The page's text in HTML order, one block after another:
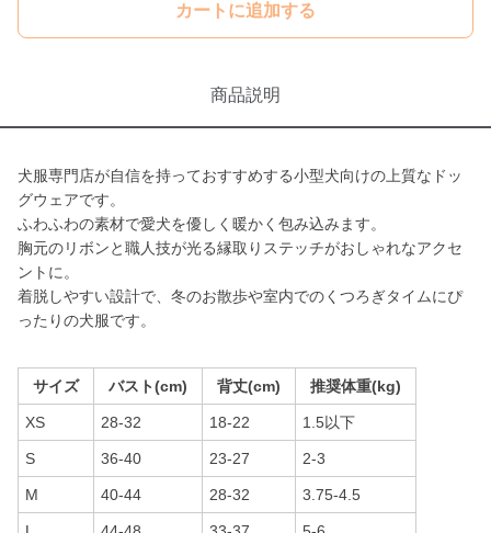
カートに追加する
商品説明
犬服専門店が自信を持っておすすめする小型犬向けの上質なドッ
グウェアです。
ふわふわの素材で愛犬を優しく暖かく包み込みます。
胸元のリボンと職人技が光る縁取りステッチがおしゃれなアクセ
ントに。
着脱しやすい設計で、冬のお散歩や室内でのくつろぎタイムにぴ
ったりの犬服です。
サイズ バスト(cm) 背丈(cm) 推奨体重(kg)
XS 28-32 18-22 1.5以下
S 36-40 23-27 2-3
M 40-44 28-32 3.75-4.5